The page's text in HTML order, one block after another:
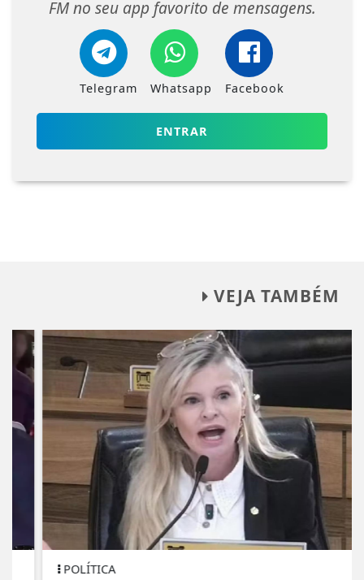
FM no seu app favorito de mensagens.
Telegram Whatsapp Facebook
ENTRAR
VEJA TAMBÉM
POLÍTICA